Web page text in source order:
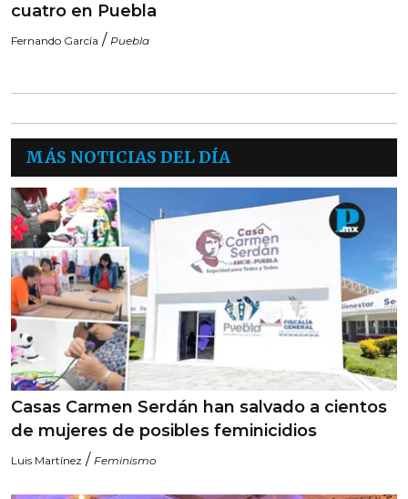
cuatro en Puebla
Fernando García / Puebla
MÁS NOTICIAS DEL DÍA
Casas Carmen Serdán han salvado a cientos
de mujeres de posibles feminicidios
Luis Martínez / Feminismo